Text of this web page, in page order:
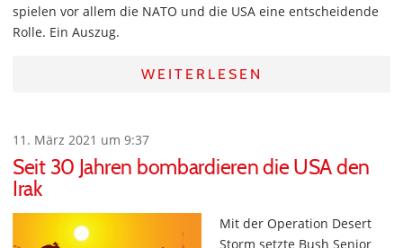
spielen vor allem die NATO und die USA eine entscheidende
Rolle. Ein Auszug.
WEITERLESEN
11. März 2021 um 9:37
Seit 30 Jahren bombardieren die USA den
Irak
Mit der Operation Desert
Storm setzte Bush Senior